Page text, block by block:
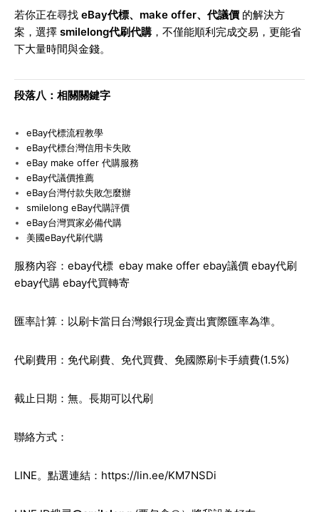
若你正在尋找 eBay代標、make offer、代議價 的解決方
案，選擇 smilelong代刷代購 ，不僅能順利完成交易，更能省
下大量時間與金錢。
段落八：相關關鍵字
eBay代標流程教學
eBay代標台灣信用卡失敗
eBay make offer 代購服務
eBay代議價推薦
eBay台灣付款失敗怎麼辦
smilelong eBay代購評價
eBay台灣買家必備代購
美國eBay代刷代購
服務內容：ebay代標 ebay make offer ebay議價 ebay代刷
ebay代購 ebay代買轉寄
匯率計算：以刷卡當日台灣銀行現金賣出實際匯率為準。
代刷費用：免代刷費、免代買費、免國際刷卡手續費(1.5%)
截止日期：無。長期可以代刷
聯絡方式：
LINE。點選連結： https://lin.ee/KM7NSDi